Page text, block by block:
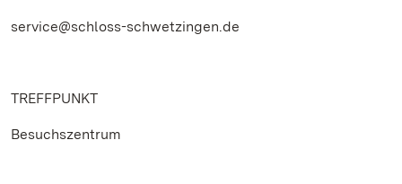
service@schloss-schwetzingen.de
TREFFPUNKT
Besuchszentrum